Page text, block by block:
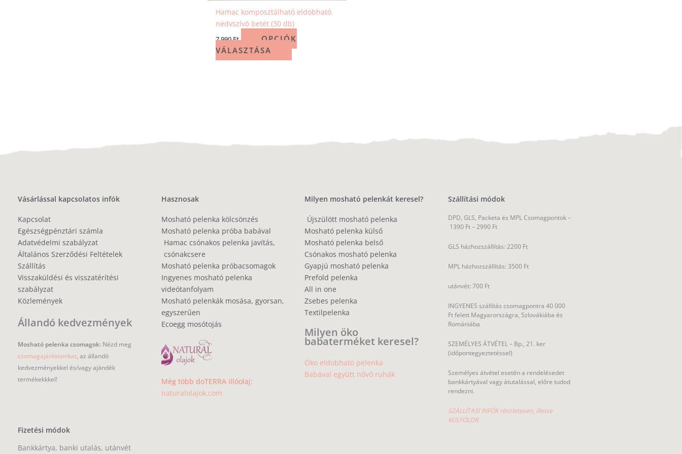
Hamac komposztálható eldobható
nedvszívó betét (30 db)
7 990Ft
OPCIÓK
VÁLASZTÁSA
Vásárlással kapcsolatos infók
Kapcsolat
Egészségpénztári számla
Adatvédelmi szabályzat
Általános Szerződési Feltételek
Szállítás
Visszaküldési és visszatérítési
szabályzat
Közlemények
Állandó kedvezmények
Mosható pelenka csomagok: Nézd meg
csomagajánlatainkat, az állandó
kedvezményekkel és/vagy ajándék
termékekkkel!
Fizetési módok
Bankkártya, banki utalás, utánvét
Hasznosak
Mosható pelenka kölcsönzés
Mosható pelenka próba babával
Hamac csónakos pelenka javítás,
csónakcsere
Mosható pelenka próbacsomagok
Ingyenes mosható pelenka
videótanfolyam
Mosható pelenkák mosása, gyorsan,
egyszerűen
Ecoegg mosótojás
Még több doTERRA illóolaj:
naturalolajok.com
Milyen mosható pelenkát keresel?
Újszülött mosható pelenka
Mosható pelenka külső
Mosható pelenka belső
Csónakos mosható pelenka
Gyapjú mosható pelenka
Prefold pelenka
All in one
Zsebes pelenka
Textilpelenka
Milyen öko
babaterméket keresel?
Öko eldobható pelenka
Babával együtt nővő ruhák
Szállítási módok
DPD, GLS, Packeta és MPL Csomagpontok –
1390 Ft – 2990 Ft
GLS házhozszállítás: 2200 Ft
MPL házhozszállítás: 3500 Ft
utánvét: 700 Ft
INGYENES szállítás csomagpontra 40 000
Ft felett Magyarországra, Szlovákiába és
Romániába
SZEMÉLYES ÁTVÉTEL – Bp., 21. ker
(időpontegyeztetéssel)
Személyes átvétel esetén a rendelésedet
bankkártyával vagy átutalással, előre tudod
rendezni.
SZÁLLÍTÁSI INFÓK részletesen, illetve
KÜLFÖLDR